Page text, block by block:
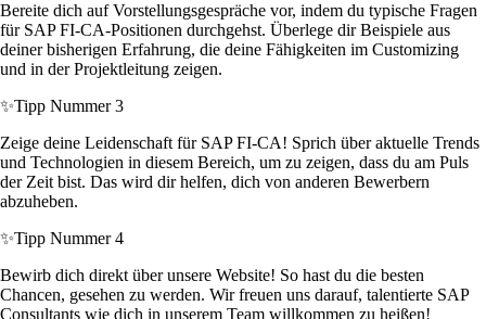
Bereite dich auf Vorstellungsgespräche vor, indem du typische Fragen
für SAP FI-CA-Positionen durchgehst. Überlege dir Beispiele aus
deiner bisherigen Erfahrung, die deine Fähigkeiten im Customizing
und in der Projektleitung zeigen.
✨Tipp Nummer 3
Zeige deine Leidenschaft für SAP FI-CA! Sprich über aktuelle Trends
und Technologien in diesem Bereich, um zu zeigen, dass du am Puls
der Zeit bist. Das wird dir helfen, dich von anderen Bewerbern
abzuheben.
✨Tipp Nummer 4
Bewirb dich direkt über unsere Website! So hast du die besten
Chancen, gesehen zu werden. Wir freuen uns darauf, talentierte SAP
Consultants wie dich in unserem Team willkommen zu heißen!